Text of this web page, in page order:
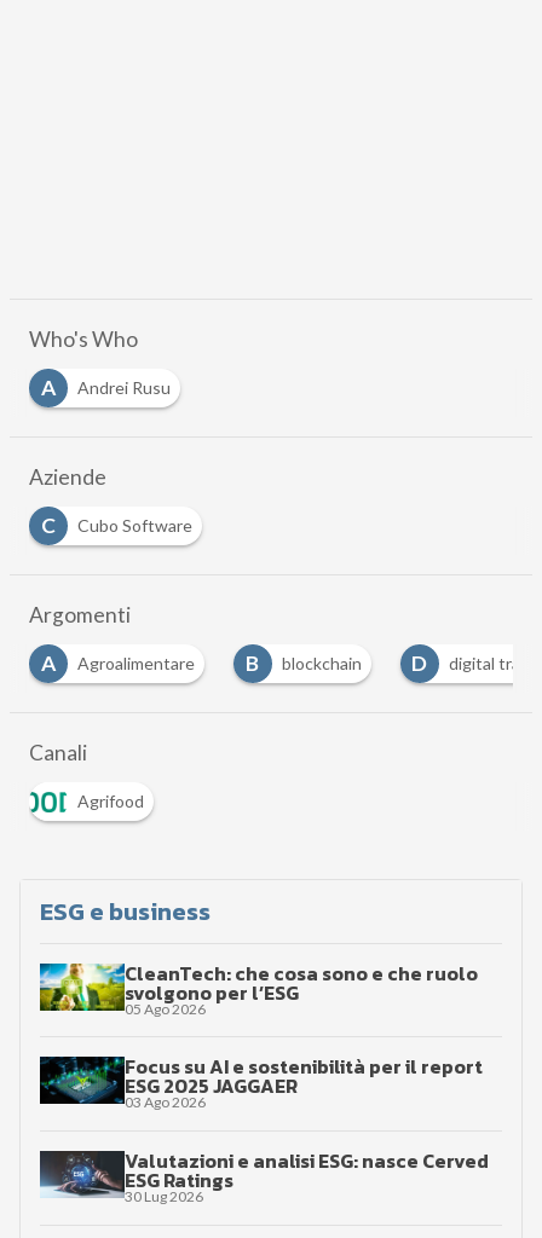
Who's Who
A
Andrei Rusu
Aziende
C
Cubo Software
Argomenti
B blockchain D digital transformation D
Canali
Agrifood
ESG e business
CleanTech: che cosa sono e che ruolo
svolgono per l’ESG
05 Ago 2026
Focus su AI e sostenibilità per il report
ESG 2025 JAGGAER
03 Ago 2026
Valutazioni e analisi ESG: nasce Cerved
ESG Ratings
30 Lug 2026